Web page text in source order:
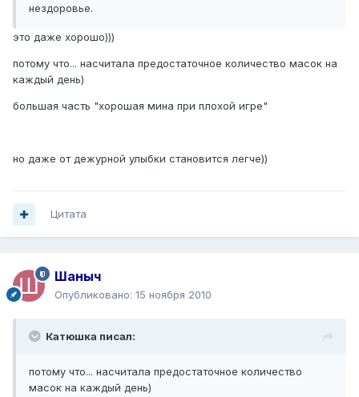
нездоровье.
это даже хорошо)))
потому что... насчитала предостаточное количество масок на
каждый день)
большая часть "хорошая мина при плохой игре"
но даже от дежурной улыбки становится легче))
Цитата
Шаныч
Опубликовано: 15 ноября 2010
Катюшка писал:
потому что... насчитала предостаточное количество
масок на каждый день)